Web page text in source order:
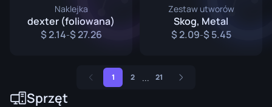
Naklejka
dexter (foliowana)
2.14- 27.26
Zestaw utworów
Skog, Metal
2.09- 5.45
1 2 ... 21
Sprzęt